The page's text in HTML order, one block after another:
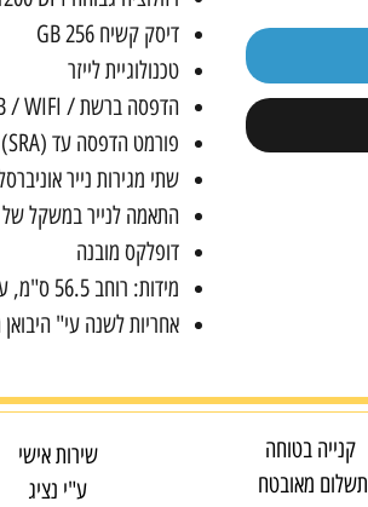
דיסק קשיח 256 GB
טכנולוגיית לייזר
הדפסה ברשת / USB / WIFI / ענן
פורמט הדפסה עד A3++ (SRA)
שתי מגירות נייר אוניברסליות 550 דפים
התאמה לנייר במשקל של 52 גר' ועד 300 גר'
דופלקס מובנה
מידות: רוחב 56.5 ס"מ, עומק 69.2 ס"מ, גובה 77.7 ס"מ
אחריות לשנה עי"
קנייה בטוחה
תשלום מאובטח
שירות אישי
ע"י נציג